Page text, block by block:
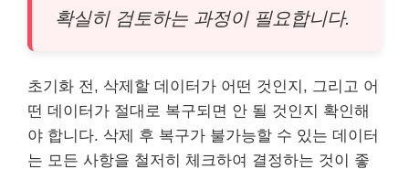
확실히 검토하는 과정이 필요합니다.
초기화 전, 삭제할 데이터가 어떤 것인지, 그리고 어
떤 데이터가 절대로 복구되면 안 될 것인지 확인해
야 합니다. 삭제 후 복구가 불가능할 수 있는 데이터
는 모든 사항을 철저히 체크하여 결정하는 것이 좋